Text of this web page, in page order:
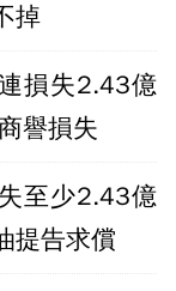
掉
損失2.43億
譽損失
至少2.43億
提告求償